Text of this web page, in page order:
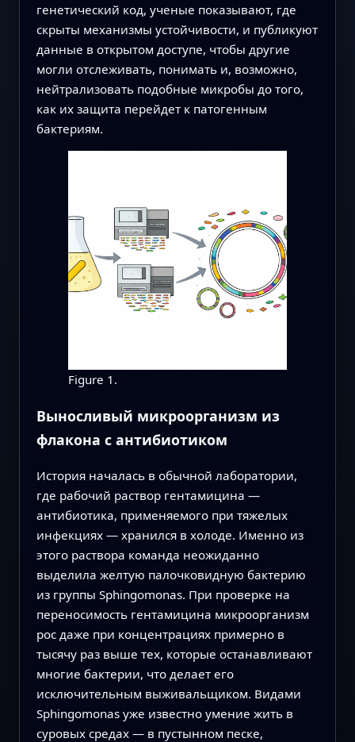
генетический код, ученые показывают, где
скрыты механизмы устойчивости, и публикуют
данные в открытом доступе, чтобы другие
могли отслеживать, понимать и, возможно,
нейтрализовать подобные микробы до того,
как их защита перейдет к патогенным
бактериям.
Figure 1.
Выносливый микроорганизм из
флакона с антибиотиком
История началась в обычной лаборатории,
где рабочий раствор гентамицина —
антибиотика, применяемого при тяжелых
инфекциях — хранился в холоде. Именно из
этого раствора команда неожиданно
выделила желтую палочковидную бактерию
из группы Sphingomonas. При проверке на
переносимость гентамицина микроорганизм
рос даже при концентрациях примерно в
тысячу раз выше тех, которые останавливают
многие бактерии, что делает его
исключительным выживальщиком. Видами
Sphingomonas уже известно умение жить в
суровых средах — в пустынном песке,